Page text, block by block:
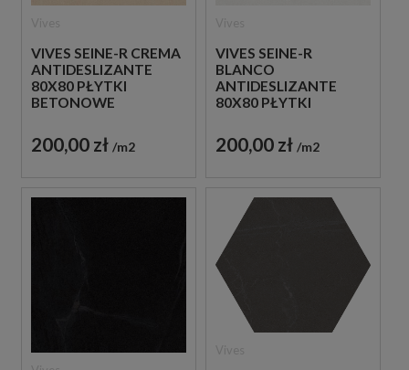
VIVES SEINE-R CREMA
ANTIDESLIZANTE
80X80 PŁYTKI
BETONOWE
200,00 zł m2
VIVES SEINE-R
BLANCO
ANTIDESLIZANTE
80X80 PŁYTKI
GRESOWE
200,00 zł m2